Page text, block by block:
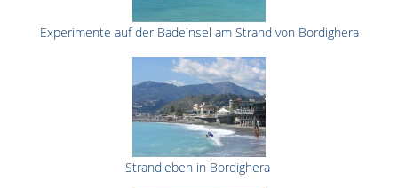
Experimente auf der Badeinsel am Strand von Bordighera
Strandleben in Bordighera